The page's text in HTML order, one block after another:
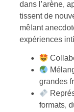
dans l’arène,
tissent de
mêlant
expériences
grandes
formats,